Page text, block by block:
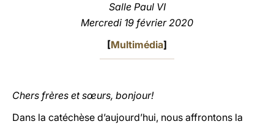
Salle Paul VI
Mercredi 19 février 2020
[Multimédia]
Chers frères et sœurs, bonjour!
Dans la catéchèse d’aujourd’hui, nous affrontons la